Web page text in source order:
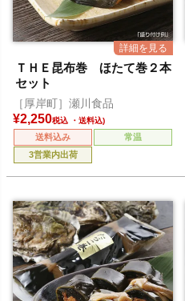
ＴＨＥ昆布巻 ほたて巻２本
セット
［厚岸町］瀬川食品
¥2,250税込
送料込み
常温
3営業内出荷